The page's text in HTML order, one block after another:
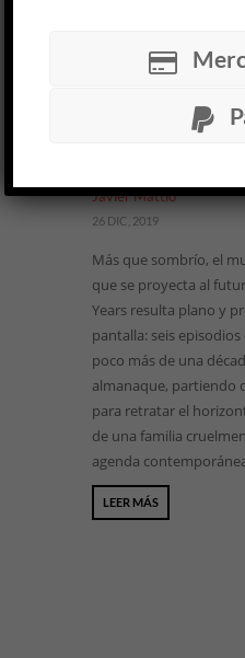
LEER MÁS
Years and Years
Javier Mattio
26 DIC, 2019
Más que sombrío, el
que se proyecta al
Years resulta plano y
pantalla: seis
poco más de una
almanaque, partiendo
para retratar el
de una familia
agenda
LEER MÁS